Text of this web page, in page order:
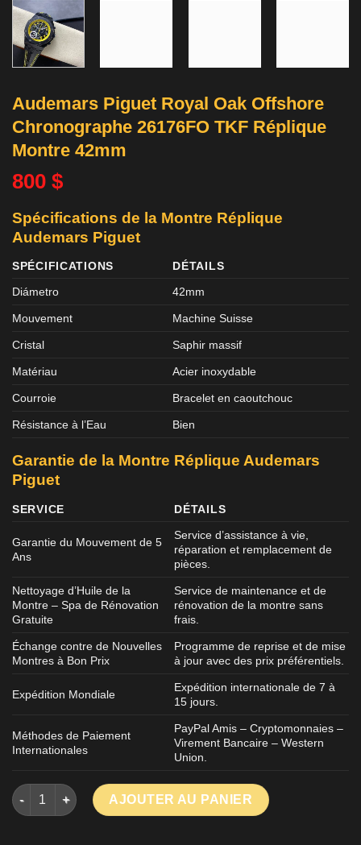
Audemars Piguet Royal Oak Offshore
Chronographe 26176FO TKF Réplique
Montre 42mm
800 $
Spécifications de la Montre Réplique
Audemars Piguet
SPÉCIFICATIONS
DÉTAILS
Diámetro
42mm
Mouvement Machine Suisse
Cristal Saphir massif
Matériau Acier inoxydable
Courroie Bracelet en caoutchouc
Résistance à l’Eau Bien
Garantie de la Montre Réplique Audemars
Piguet
SERVICE DÉTAILS
Garantie du Mouvement de 5
Ans
Service d’assistance à vie,
réparation et remplacement de
pièces.
Nettoyage d’Huile de la
Montre – Spa de Rénovation
Gratuite
Service de maintenance et de
rénovation de la montre sans
frais.
Échange contre de Nouvelles
Montres à Bon Prix
Programme de reprise et de mise
à jour avec des prix préférentiels.
Expédition Mondiale
Expédition internationale de 7 à
15 jours.
Méthodes de Paiement
Internationales
PayPal Amis – Cryptomonnaies –
Virement Bancaire – Western
Union.
quantité de Audemars Piguet Royal Oak Offshore
AJOUTER AU PANIER